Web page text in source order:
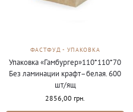
ФАСТФУД - УПАКОВКА
Упаковка «Гамбургер»110*110*70
Без ламинации крафт–белая. 600
шт/ящ
2856,00 грн.